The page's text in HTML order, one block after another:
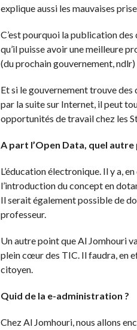
explique aussi les mauvaises
C’est pourquoi la publication
qu’il puisse avoir une meilleure
(du prochain gouvernement,
Et si le gouvernement trouve
par la suite sur Internet, il peut
opportunités de travail chez les
A part l’Open Data, quel
L’éducation électronique. Il y a,
l’introduction du concept en
Il serait également possible de
professeur.
Un autre point que Al Jomhouri
plein cœur des TIC. Il faudra, en
citoyen.
Quid de la e-administration ?
Chez Al Jomhouri, nous allons